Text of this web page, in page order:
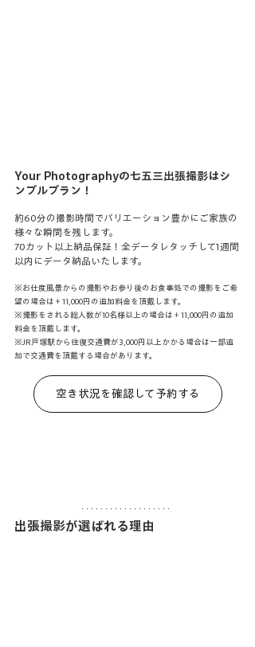
Your Photographyの七五三出張撮影はシ
ンプルプラン！
約60分の撮影時間でバリエーション豊かにご家族の
様々な瞬間を残します。
70カット以上納品保証！全データレタッチして1週間
以内にデータ納品いたします。
※お仕度風景からの撮影やお参り後のお食事処での撮影をご希
望の場合は＋11,000円の追加料金を頂戴します。
※撮影をされる総人数が10名様以上の場合は＋11,000円の追加
料金を頂戴します。
※JR戸塚駅から往復交通費が3,000円以上かかる場合は一部追
加で交通費を頂戴する場合があります。
空き状況を確認して予約する
出張撮影が選ばれる理由